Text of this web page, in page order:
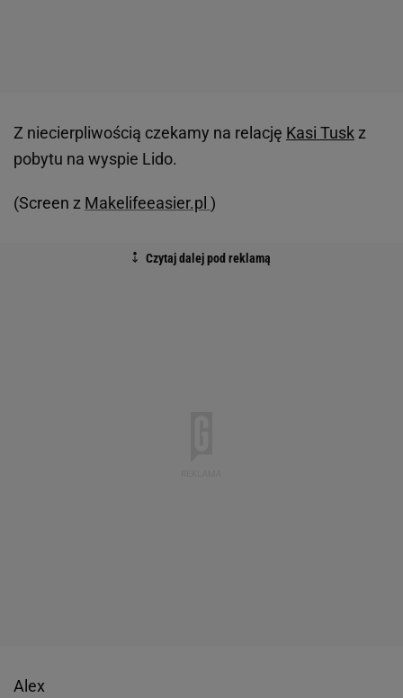
Z niecierpliwością czekamy na relację Kasi Tusk z
pobytu na wyspie Lido.
(Screen z Makelifeeasier.pl )
Alex